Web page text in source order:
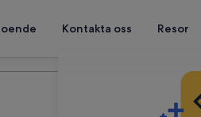
Kontakta oss Resor